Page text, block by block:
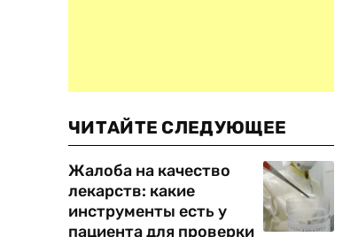
ЧИТАЙТЕ СЛЕДУЮЩЕЕ
Жалоба на качество
лекарств: какие
инструменты есть у
пациента для проверки